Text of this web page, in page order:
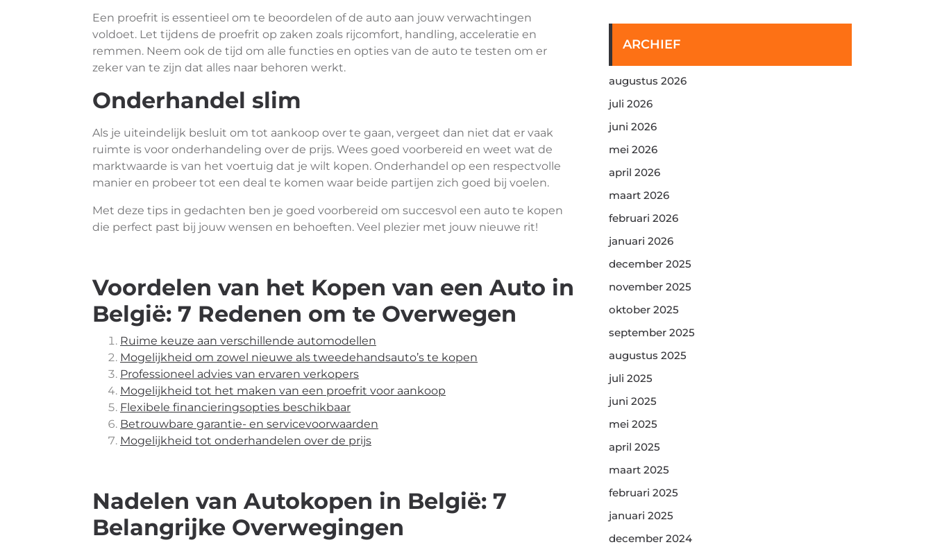
Een proefrit is essentieel om te beoordelen of de auto aan jouw verwachtingen
voldoet. Let tijdens de proefrit op zaken zoals rijcomfort, handling, acceleratie en
remmen. Neem ook de tijd om alle functies en opties van de auto te testen om er
zeker van te zijn dat alles naar behoren werkt.
Onderhandel slim
Als je uiteindelijk besluit om tot aankoop over te gaan, vergeet dan niet dat er vaak
ruimte is voor onderhandeling over de prijs. Wees goed voorbereid en weet wat de
marktwaarde is van het voertuig dat je wilt kopen. Onderhandel op een respectvolle
manier en probeer tot een deal te komen waar beide partijen zich goed bij voelen.
Met deze tips in gedachten ben je goed voorbereid om succesvol een auto te kopen
die perfect past bij jouw wensen en behoeften. Veel plezier met jouw nieuwe rit!
Voordelen van het Kopen van een Auto in
België: 7 Redenen om te Overwegen
Ruime keuze aan verschillende automodellen
Mogelijkheid om zowel nieuwe als tweedehandsauto’s te kopen
Professioneel advies van ervaren verkopers
Mogelijkheid tot het maken van een proefrit voor aankoop
Flexibele financieringsopties beschikbaar
Betrouwbare garantie- en servicevoorwaarden
Mogelijkheid tot onderhandelen over de prijs
Nadelen van Autokopen in België: 7
Belangrijke Overwegingen
ARCHIEF
augustus 2026
juli 2026
juni 2026
mei 2026
april 2026
maart 2026
februari 2026
januari 2026
december 2025
november 2025
oktober 2025
september 2025
augustus 2025
juli 2025
juni 2025
mei 2025
april 2025
maart 2025
februari 2025
januari 2025
december 2024